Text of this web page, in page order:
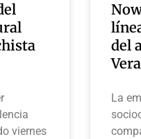
viernes
del
La